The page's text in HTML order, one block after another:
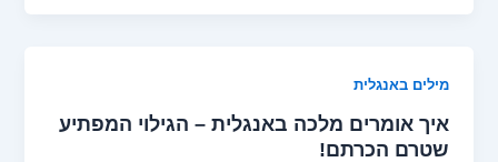
מילים באנגלית
איך אומרים מלכה באנגלית – הגילוי המפתיע
שטרם הכרתם!